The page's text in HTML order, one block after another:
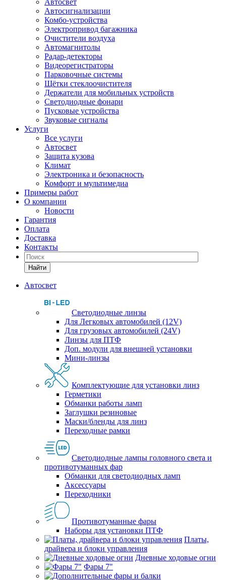
Автосвет
Автосигнализации
Комбо-устройства
Электропривод багажника
Очистители воздуха
Автомагнитолы
Радар-детекторы
Видеорегистраторы
Парковочные системы
Щётки стеклоочистителя
Держатели для мобильных устройств
Светодиодные фонари
Пусковые устройства
Звуковые сигналы
Услуги
Все услуги
Автосвет
Защита кузова
Климат
Электроника и безопасность
Комфорт и мультимедиа
Примеры работ
О компании
Новости
Гарантия
Оплата
Доставка
Контакты
Найти
Автосвет
Светодиодные линзы
Для Легковых автомобилей (12V)
Для грузовых автомобилей (24V)
Линзы для ПТФ
Доп. модули для внешней установки
Мини-линзы
Комплектующие для установки линз
Герметики
Обманки работы ламп
Заглушки резиновые
Маски/бленды для линз
Переходные рамки
Светодиодные лампы головного света и
противотуманных фар
Обманки для светодиодных ламп
Аксессуары
Переходники
Противотуманные фары
Наборы для установки ПТФ
Платы,
драйвера и блоки управления
Дневные ходовые огни
Фары 7"